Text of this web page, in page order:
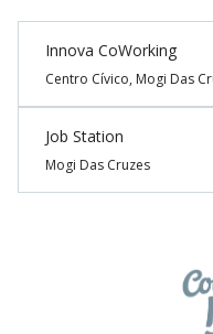
Innova CoWorking
Centro Cívico, Mogi Das
Job Station
Mogi Das Cruzes